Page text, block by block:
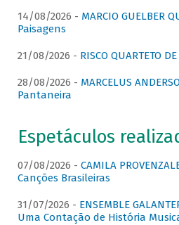
14/08/2026 - MARCIO GUELBER
Paisagens
21/08/2026 - RISCO QUARTETO
28/08/2026 - MARCELUS
Pantaneira
Espetáculos
07/08/2026 - CAMILA
Canções Brasileiras
31/07/2026 - ENSEMBLE
Uma Contação de História